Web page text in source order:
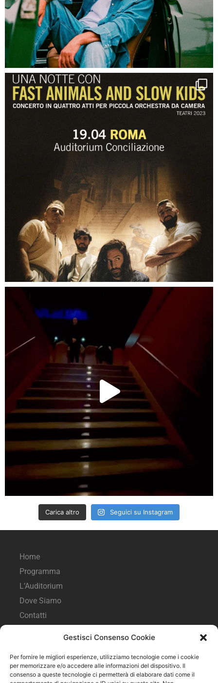
Gestisci Consenso Cookie
Per fornire le migliori esperienze, utilizziamo tecnologie come i cookie
per memorizzare e/o accedere alle informazioni del dispositivo. Il
consenso a queste tecnologie ci permetterà di elaborare dati come il
Carica altro Seguici su Instagram
Home
Programma
L’Auditorium
Dove Siamo
Contatti
Seguici sui social